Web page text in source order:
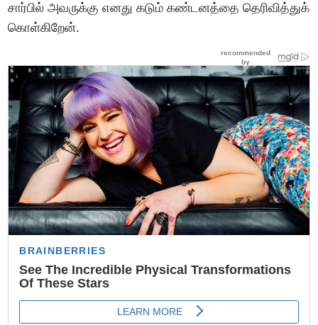
சார்பில் அவருக்கு எனது கடும் கண்டனத்தை தெரிவித்துக்
கொள்கிறேன்.